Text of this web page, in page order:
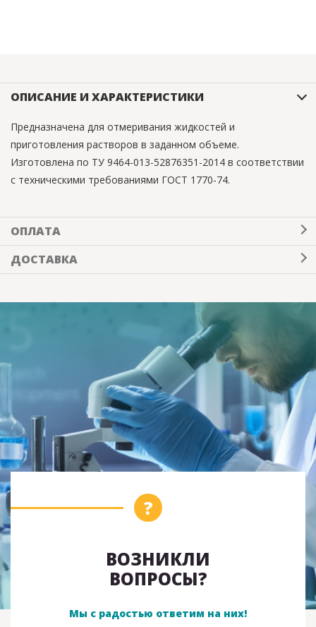
ОПИСАНИЕ И ХАРАКТЕРИСТИКИ
Предназначена для отмеривания жидкостей и
приготовления растворов в заданном объеме.
Изготовлена по ТУ 9464-013-52876351-2014 в соответствии
с техническими требованиями ГОСТ 1770-74.
ОПЛАТА
ДОСТАВКА
ВОЗНИКЛИ
ВОПРОСЫ?
Мы с радостью ответим на них!